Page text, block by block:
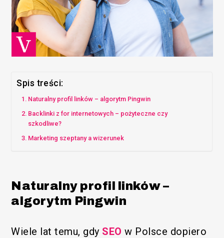
Spis treści:
Naturalny profil linków – algorytm Pingwin
Backlinki z for internetowych – pożyteczne czy
szkodliwe?
Marketing szeptany a wizerunek
Naturalny profil linków –
algorytm Pingwin
Wiele lat temu, gdy SEO w Polsce dopiero